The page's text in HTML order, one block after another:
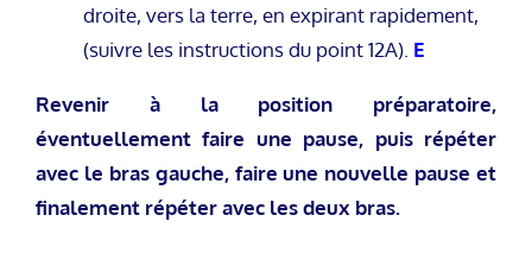
droite, vers la terre, en expirant rapidement,
(suivre les instructions du point 12A). E
Revenir à la position préparatoire,
éventuellement faire une pause, puis répéter
avec le bras gauche, faire une nouvelle pause et
finalement répéter avec les deux bras.